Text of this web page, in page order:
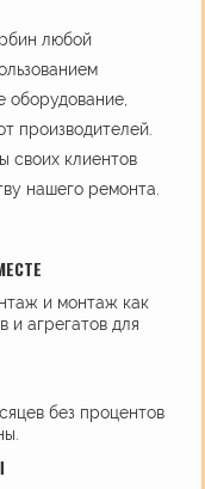
любой
оборудование,
производителей.
своих клиентов
нашего ремонта.
и монтаж как
и агрегатов для
без процентов